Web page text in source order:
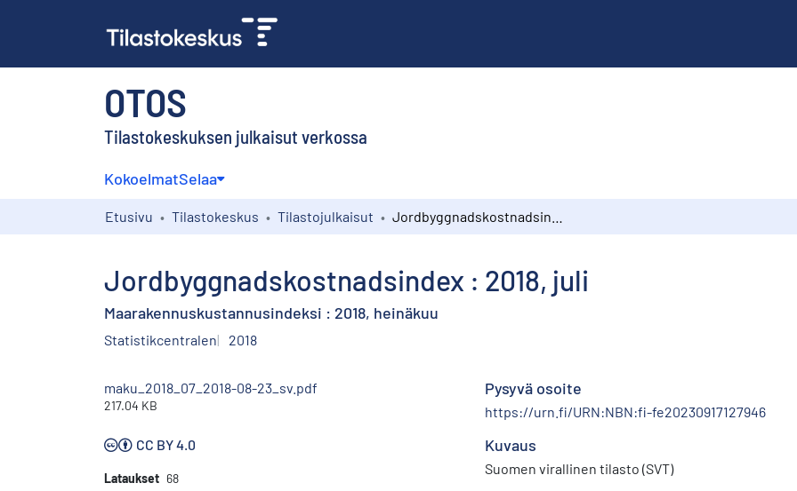
OTOS
Tilastokeskuksen julkaisut verkossa
KokoelmatSelaa
Etusivu Tilastokeskus Tilastojulkaisut
Jordbyggnadskostnadsindex : 2018, juli
Maarakennuskustannusindeksi : 2018, heinäkuu
Statistikcentralen 2018
maku_2018_07_2018-08-23_sv.pdf
217.04 KB
CC BY 4.0
Lataukset 68
Pysyvä osoite
https://urn.fi/URN:NBN:fi-fe20230917127946
Kuvaus
Suomen virallinen tilasto (SVT)